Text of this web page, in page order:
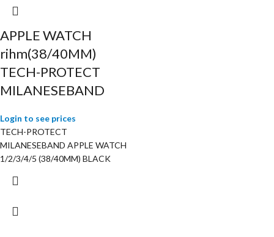
APPLE WATCH
rihm(38/40MM)
TECH-PROTECT
MILANESEBAND
Login to see prices
TECH-PROTECT
MILANESEBAND APPLE WATCH
1/2/3/4/5 (38/40MM) BLACK